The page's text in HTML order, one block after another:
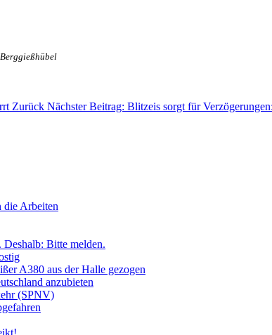
Zurück Nächster Beitrag: Blitzeis sorgt für
die Arbeiten
Deshalb: Bitte melden.
A380 aus der Halle gezogen
anzubieten
(SPNV)